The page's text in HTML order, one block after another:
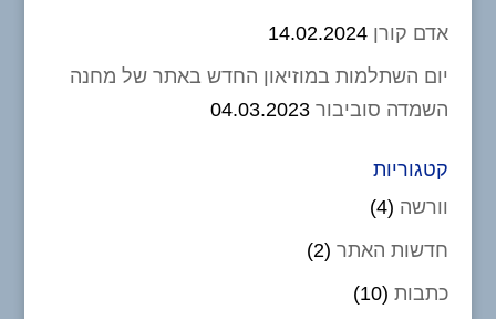
אדם קורן 14.02.2024
יום השתלמות במוזיאון החדש באתר של מחנה
השמדה סוביבור 04.03.2023
קטגוריות
וורשה (4)
חדשות האתר(2)
כתבות(10)